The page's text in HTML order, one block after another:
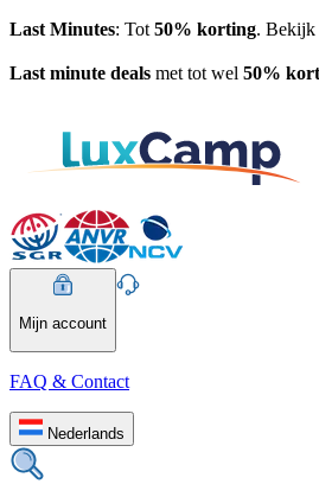
Last Minutes: Tot 50% korting. Bekijk
Last minute deals met tot wel 50%
Mijn account
FAQ & Contact
Nederlands